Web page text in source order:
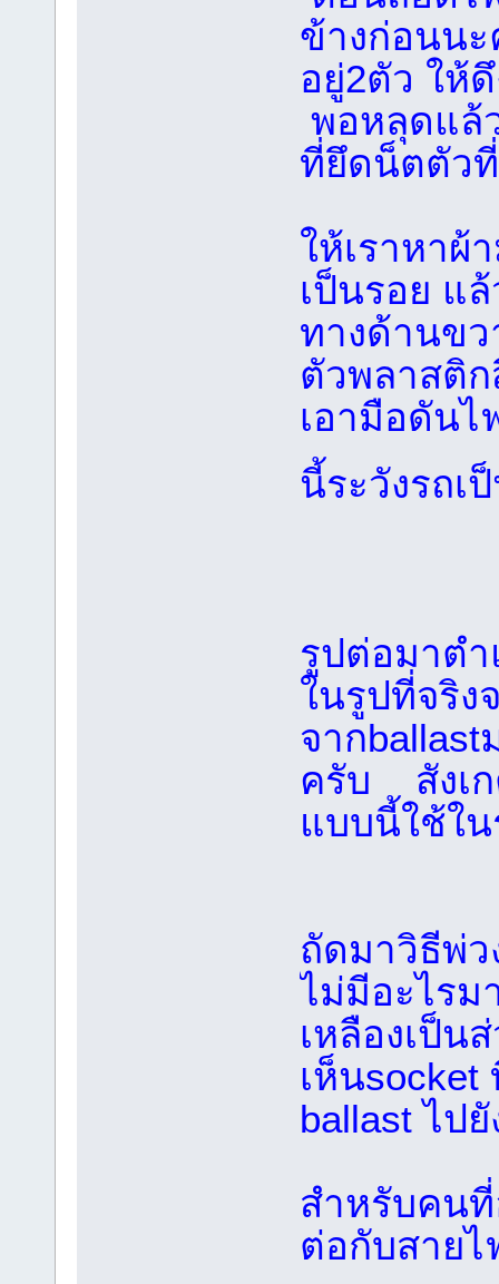
ข้างก่อนนะ
อยู่2ตัว ให้
พอหลุดแล้
ที่ยึดน็ตตัว
ให้เราหาผ้
เป็นรอย แ
ทางด้านข
ตัวพลาสติ
เอามือดัน
นี้ระวังรถเ
รูปต่อมาต
ในรูปที่จริง
จากballast
ครับ สังเก
แบบนี้ใช้ใ
ถัดมาวิธีพ่
ไม่มีอะไรม
เหลืองเป็น
เห็น
ballast ไป
สำหรับคน
ต่อกับสายไ